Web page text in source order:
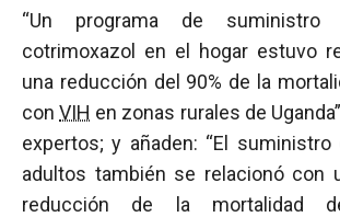
“Un programa de
cotrimoxazol en el hogar estuvo
una reducción del 90% de la
conVIH en zonas rurales de
expertos; y añaden: “El suministro
adultos también se relacionó con
reducción de la mortalidad